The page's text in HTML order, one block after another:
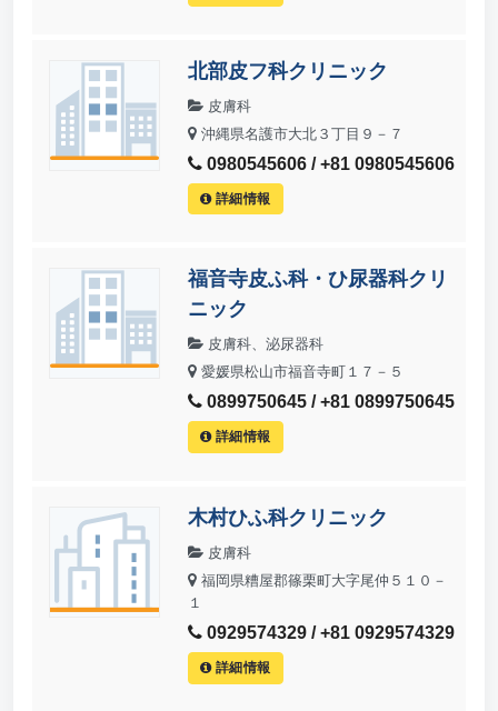
北部皮フ科クリニック
皮膚科
沖縄県名護市大北３丁目９－７
0980545606 / +81 0980545606
詳細情報
福音寺皮ふ科・ひ尿器科クリ
ニック
皮膚科、泌尿器科
愛媛県松山市福音寺町１７－５
0899750645 / +81 0899750645
詳細情報
木村ひふ科クリニック
皮膚科
福岡県糟屋郡篠栗町大字尾仲５１０－
１
0929574329 / +81 0929574329
詳細情報